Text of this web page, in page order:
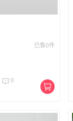
已售0件
 0